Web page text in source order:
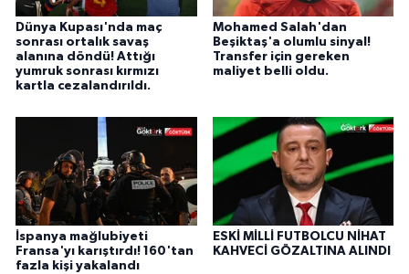
Dünya Kupası'nda maç
sonrası ortalık savaş
alanına döndü! Attığı
yumruk sonrası kırmızı
kartla cezalandırıldı.
Mohamed Salah'dan
Beşiktaş'a olumlu sinyal!
Transfer için gereken
maliyet belli oldu.
İspanya mağlubiyeti
Fransa'yı karıştırdı! 160'tan
fazla kişi yakalandı
ESKİ MİLLİ FUTBOLCU NİHAT
KAHVECİ GÖZALTINA ALINDI